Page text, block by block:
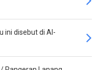
ini disebut di Al-